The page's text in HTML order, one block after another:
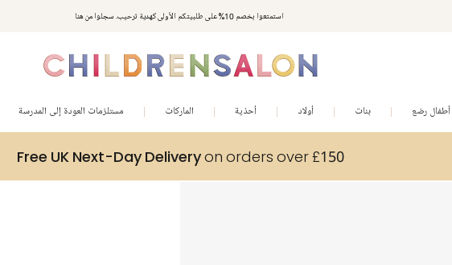
استمتعوا بخصم 10% على طلبيتكم الأولى كهدية ترحيب. سجلوا من هنا
أطفال رضع بنات أولاد أحذية الماركات مستلزمات العودة إلى المدرسة
Free UK Next-Day Deliveryon orders over £150